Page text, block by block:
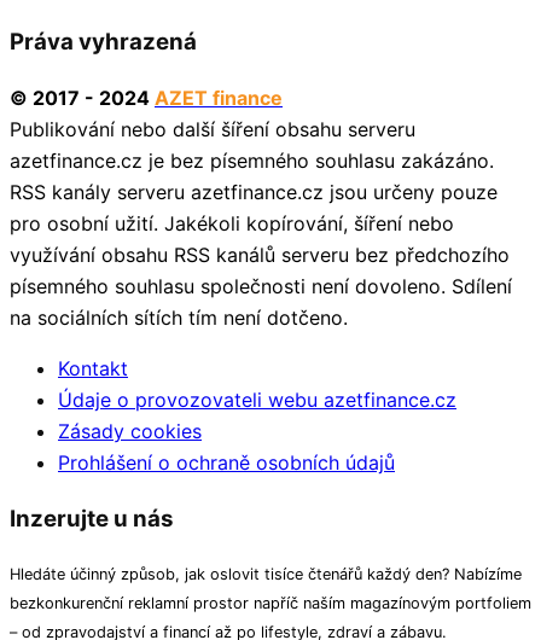
Práva vyhrazená
© 2017 - 2024 AZET finance
Publikování nebo další šíření obsahu serveru
azetfinance.cz je bez písemného souhlasu zakázáno.
RSS kanály serveru azetfinance.cz jsou určeny pouze
pro osobní užití. Jakékoli kopírování, šíření nebo
využívání obsahu RSS kanálů serveru bez předchozího
písemného souhlasu společnosti není dovoleno. Sdílení
na sociálních sítích tím není dotčeno.
Kontakt
Údaje o provozovateli webu azetfinance.cz
Zásady cookies
Prohlášení o ochraně osobních údajů
Inzerujte u nás
Hledáte účinný způsob, jak oslovit tisíce čtenářů každý den? Nabízíme
bezkonkurenční reklamní prostor napříč naším magazínovým portfoliem
– od zpravodajství a financí až po lifestyle, zdraví a zábavu.